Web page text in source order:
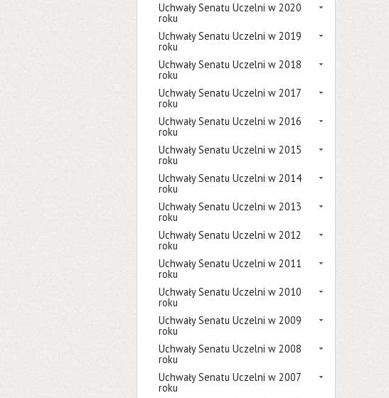
Uchwały Senatu Uczelni w 2020
roku
Uchwały Senatu Uczelni w 2019
roku
Uchwały Senatu Uczelni w 2018
roku
Uchwały Senatu Uczelni w 2017
roku
Uchwały Senatu Uczelni w 2016
roku
Uchwały Senatu Uczelni w 2015
roku
Uchwały Senatu Uczelni w 2014
roku
Uchwały Senatu Uczelni w 2013
roku
Uchwały Senatu Uczelni w 2012
roku
Uchwały Senatu Uczelni w 2011
roku
Uchwały Senatu Uczelni w 2010
roku
Uchwały Senatu Uczelni w 2009
roku
Uchwały Senatu Uczelni w 2008
roku
Uchwały Senatu Uczelni w 2007
roku